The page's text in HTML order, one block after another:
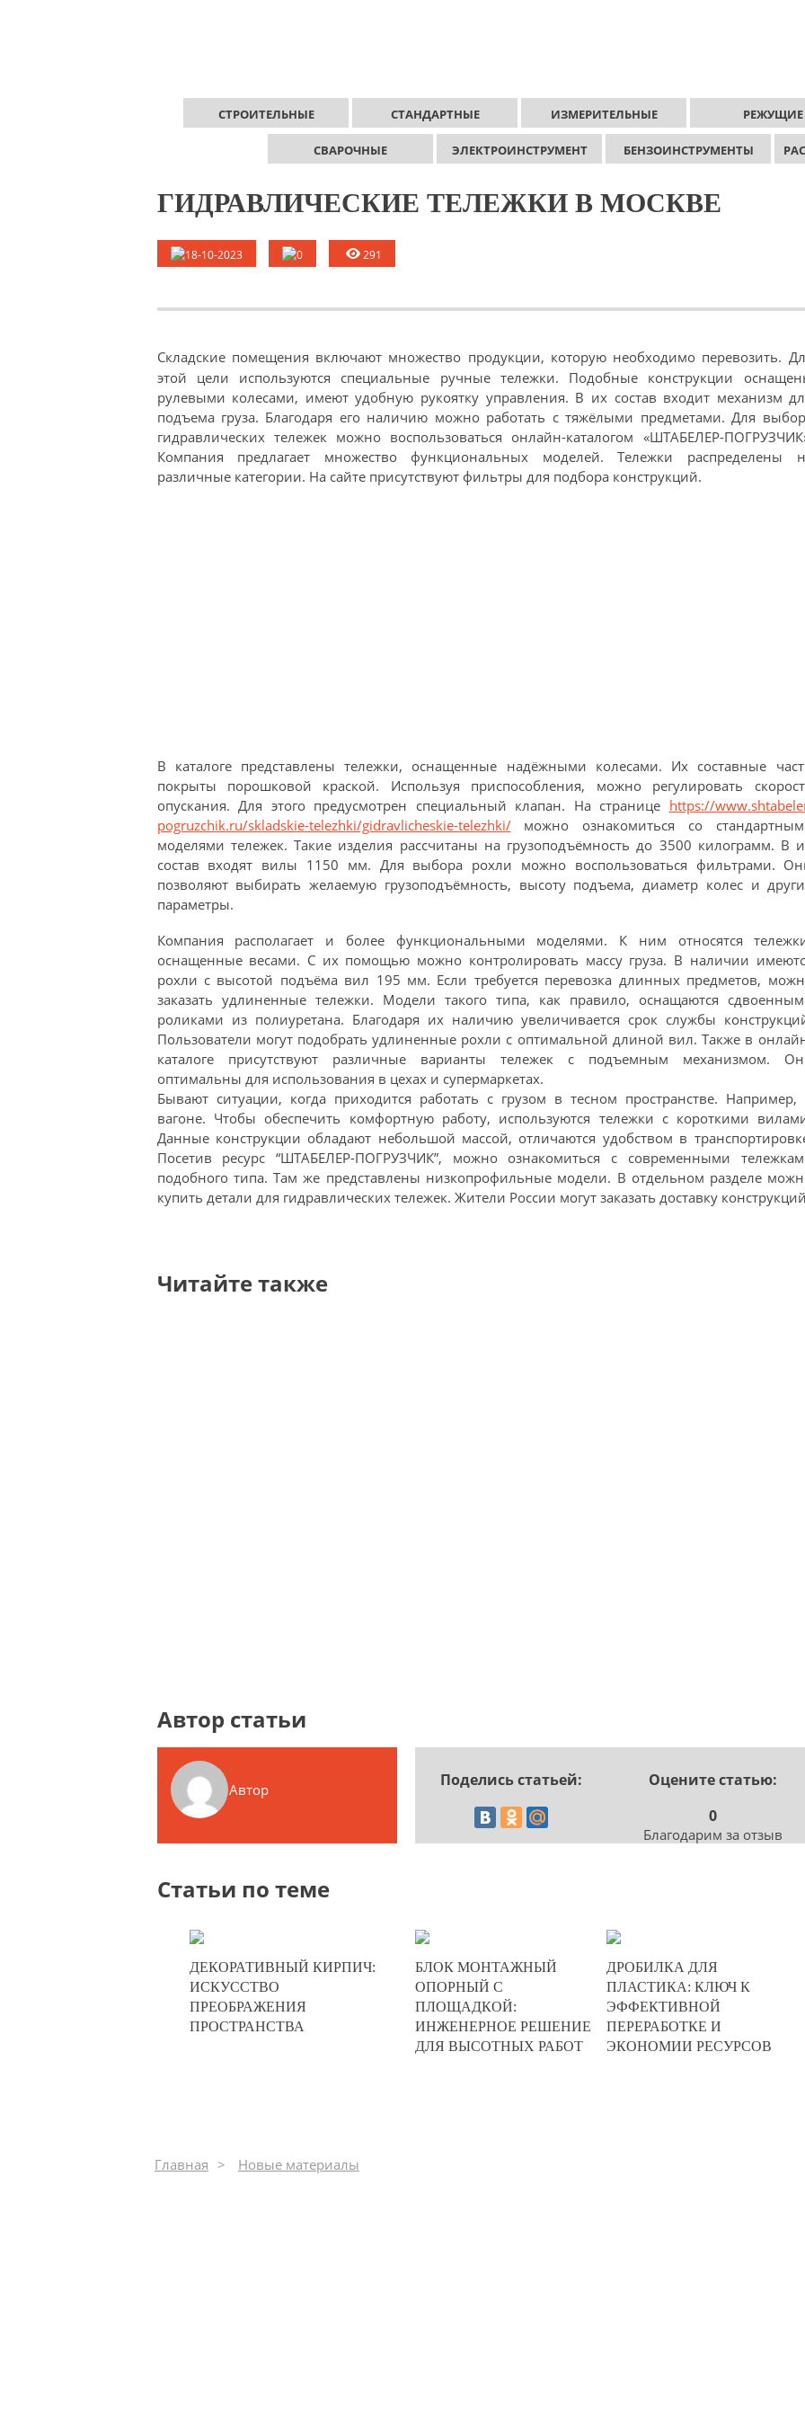
СТРОИТЕЛЬНЫЕ СТАНДАРТНЫЕ ИЗМЕРИТЕЛЬНЫЕ РЕЖУЩИЕ
СВАРОЧНЫЕ ЭЛЕКТРОИНСТРУМЕНТ БЕНЗОИНСТРУМЕНТЫ
ГИДРАВЛИЧЕСКИЕ ТЕЛЕЖКИ В МОСКВЕ
18-10-2023 0 291
Складские помещения включают множество продукции, которую необходимо перевозить.
этой цели используются специальные ручные тележки. Подобные конструкции
рулевыми колесами, имеют удобную рукоятку управления. В их состав входит механизм
подъема груза. Благодаря его наличию можно работать с тяжёлыми предметами. Для
гидравлических тележек можно воспользоваться онлайн-каталогом «ШТАБЕЛЕР-
Компания предлагает множество функциональных моделей. Тележки распределены
различные категории. На сайте присутствуют фильтры для подбора конструкций.
В каталоге представлены тележки, оснащенные надёжными колесами. Их составные
покрыты порошковой краской. Используя приспособления, можно регулировать
опускания. Для этого предусмотрен специальный клапан. На странице https://
pogruzchik.ru/skladskie-telezhki/gidravlicheskie-telezhki/можно ознакомиться со
моделями тележек. Такие изделия рассчитаны на грузоподъёмность до 3500 килограмм. В
состав входят вилы 1150 мм. Для выбора рохли можно воспользоваться фильтрами.
позволяют выбирать желаемую грузоподъёмность, высоту подъема, диаметр колес и
параметры.
Компания располагает и более функциональными моделями. К ним относятся
оснащенные весами. С их помощью можно контролировать массу груза. В наличии
рохли с высотой подъёма вил 195 мм. Если требуется перевозка длинных предметов,
заказать удлиненные тележки. Модели такого типа, как правило, оснащаются
роликами из полиуретана. Благодаря их наличию увеличивается срок службы
Пользователи могут подобрать удлиненные рохли с оптимальной длиной вил. Также в
каталоге присутствуют различные варианты тележек с подъемным механизмом.
оптимальны для использования в цехах и супермаркетах.
Бывают ситуации, когда приходится работать с грузом в тесном пространстве. Например,
вагоне. Чтобы обеспечить комфортную работу, используются тележки с короткими
Данные конструкции обладают небольшой массой, отличаются удобством в
Посетив ресурс “ШТАБЕЛЕР-ПОГРУЗЧИК”, можно ознакомиться с современными
подобного типа. Там же представлены низкопрофильные модели. В отдельном разделе
купить детали для гидравлических тележек. Жители России могут заказать доставку
Читайте также
Автор статьи
Автор Поделись статьей:
Оцените статью:
0
Благодарим за отзыв
Статьи по теме
0
327
ДЕКОРАТИВНЫЙ КИРПИЧ:
ИСКУССТВО
ПРЕОБРАЖЕНИЯ
ПРОСТРАНСТВА
0
193
БЛОК МОНТАЖНЫЙ
ОПОРНЫЙ С
ПЛОЩАДКОЙ:
ИНЖЕНЕРНОЕ РЕШЕНИЕ
ДЛЯ ВЫСОТНЫХ РАБОТ
0
251
ДРОБИЛКА ДЛЯ
ПЛАСТИКА: КЛЮЧ К
ЭФФЕКТИВНОЙ
ПЕРЕРАБОТКЕ И
ЭКОНОМИИ РЕСУРСОВ
Главная Новые материалы